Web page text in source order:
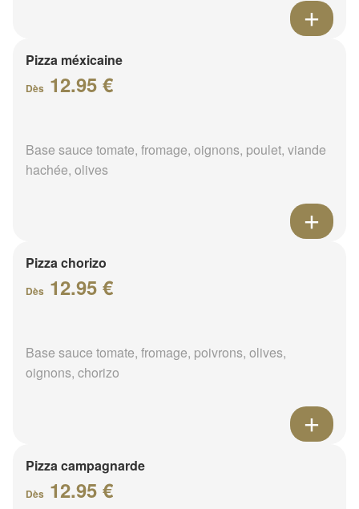
Pizza méxicaine
Dès 12.95 €
Base sauce tomate, fromage, oignons, poulet, viande
hachée, olives
Pizza chorizo
Dès 12.95 €
Base sauce tomate, fromage, poivrons, olives,
oignons, chorizo
Pizza campagnarde
Dès 12.95 €